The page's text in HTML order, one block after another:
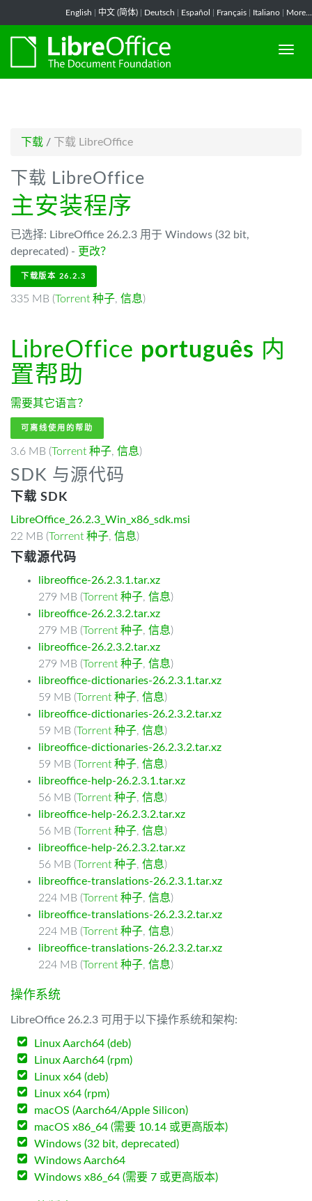
English 中文 (简体) Deutsch Español Français Italiano More...
下载 / 下载 LibreOffice
下载 LibreOffice
主安装程序
已选择: LibreOffice 26.2.3 用于 Windows (32 bit,
deprecated) - 更改？
下载版本 26.2.3
335 MB (Torrent 种子, 信息)
LibreOffice português 内
置帮助
需要其它语言？
可离线使用的帮助
3.6 MB (Torrent 种子, 信息)
SDK 与源代码
下载 SDK
LibreOffice_26.2.3_Win_x86_sdk.msi
22 MB (Torrent 种子, 信息)
下载源代码
libreoffice-26.2.3.1.tar.xz
279 MB (Torrent 种子, 信息)
libreoffice-26.2.3.2.tar.xz
279 MB (Torrent 种子, 信息)
libreoffice-26.2.3.2.tar.xz
279 MB (Torrent 种子, 信息)
libreoffice-dictionaries-26.2.3.1.tar.xz
59 MB (Torrent 种子, 信息)
libreoffice-dictionaries-26.2.3.2.tar.xz
59 MB (Torrent 种子, 信息)
libreoffice-dictionaries-26.2.3.2.tar.xz
59 MB (Torrent 种子, 信息)
libreoffice-help-26.2.3.1.tar.xz
56 MB (Torrent 种子, 信息)
libreoffice-help-26.2.3.2.tar.xz
56 MB (Torrent 种子, 信息)
libreoffice-help-26.2.3.2.tar.xz
56 MB (Torrent 种子, 信息)
libreoffice-translations-26.2.3.1.tar.xz
224 MB (Torrent 种子, 信息)
libreoffice-translations-26.2.3.2.tar.xz
224 MB (Torrent 种子, 信息)
libreoffice-translations-26.2.3.2.tar.xz
224 MB (Torrent 种子, 信息)
操作系统
LibreOffice 26.2.3 可用于以下操作系统和架构:
Linux Aarch64 (deb)
Linux Aarch64 (rpm)
Linux x64 (deb)
Linux x64 (rpm)
macOS (Aarch64/Apple Silicon)
macOS x86_64 (需要 10.14 或更高版本)
Windows (32 bit, deprecated)
Windows Aarch64
Windows x86_64 (需要 7 或更高版本)